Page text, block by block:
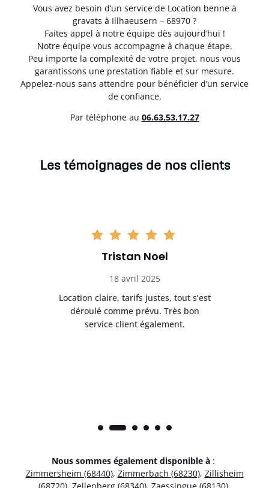
Vous avez besoin d’un service de Location benne à
gravats à Illhaeusern – 68970 ?
Faites appel à notre équipe dès aujourd’hui !
Notre équipe vous accompagne à chaque étape.
Peu importe la complexité de votre projet, nous vous
garantissons une prestation fiable et sur mesure.
Appelez-nous sans attendre pour bénéficier d’un service
de confiance.
Par téléphone au 06.63.53.17.27
Les témoignages de nos clients
Tristan Noel
18 avril 2025
Location claire, tarifs justes, tout s’est
déroulé comme prévu. Très bon
service client également.
Nous sommes également disponible à :
Zimmersheim (68440), Zimmerbach (68230), Zillisheim